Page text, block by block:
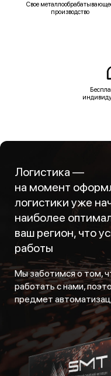
Свое
производство
Логистика —
на момент
логистики уже
наиболее
ваш регион, что
работы
Мы заботимся о том,
работать с нами,
предмет